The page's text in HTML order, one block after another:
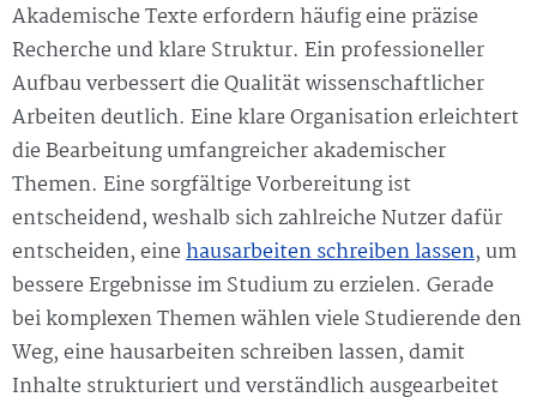
Akademische Texte erfordern häufig eine präzise
Recherche und klare Struktur. Ein professioneller
Aufbau verbessert die Qualität wissenschaftlicher
Arbeiten deutlich. Eine klare Organisation erleichtert
die Bearbeitung umfangreicher akademischer
Themen. Eine sorgfältige Vorbereitung ist
entscheidend, weshalb sich zahlreiche Nutzer dafür
entscheiden, einehausarbeiten schreiben lassen, um
bessere Ergebnisse im Studium zu erzielen. Gerade
bei komplexen Themen wählen viele Studierende den
Weg, eine hausarbeiten schreiben lassen, damit
Inhalte strukturiert und verständlich ausgearbeitet